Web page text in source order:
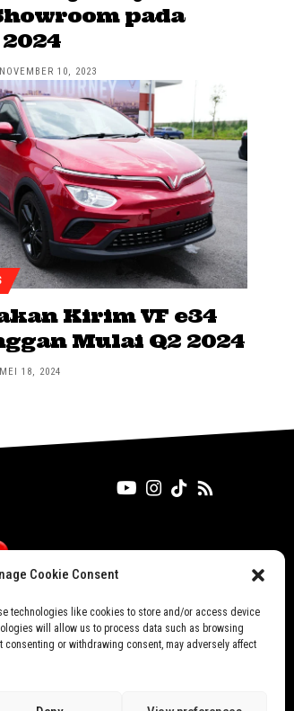
Cookie Consent
technologies like cookies to store and/or access device
will allow us to process data such as browsing
consenting or withdrawing consent, may adversely affect
pada
NOVEMBER 10, 2023
Kirim VF e34
Mulai Q2 2024
MEI 18, 2024